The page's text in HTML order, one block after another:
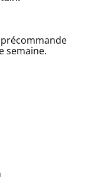
semaine.